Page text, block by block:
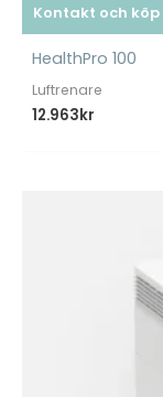
Kontakt och köp
HealthPro 100
Luftrenare
12.963kr